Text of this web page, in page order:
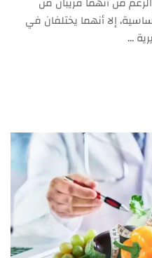
إلا أنهما يختلفان في
…